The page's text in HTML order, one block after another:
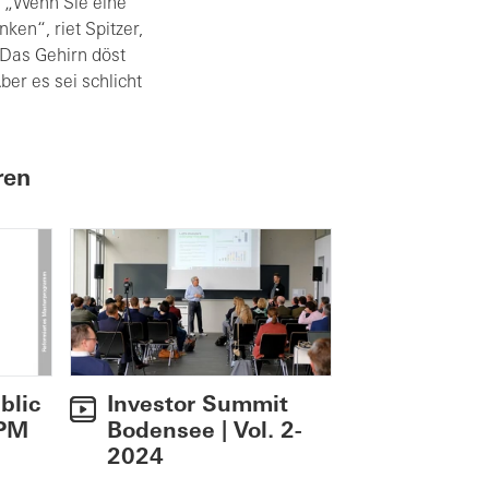
Sie eine
riet Spitzer,
Gehirn döst
es sei schlicht
Investor Summit
Bodensee | Vol. 2-
2024